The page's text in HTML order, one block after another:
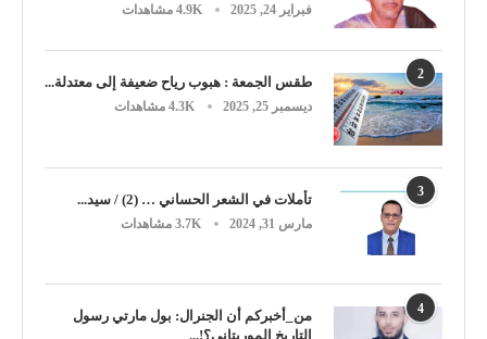
فبراير 24, 2025 4.9K مشاهدات
2 طقس الجمعة : هبوب رياح ضعيفة إلى معتدلة...
ديسمبر 25, 2025 4.3K مشاهدات
3 تأملات في الشعر الحساني … (2) / سيد...
مارس 31, 2024 3.7K مشاهدات
4
من_أخبركم أن الجنرال: بول مارتي رسول
التاريخ الموريتاني؟!...